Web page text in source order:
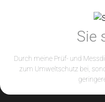
Sie
Durch meine Prüf- und
zum Umweltschutz bei,